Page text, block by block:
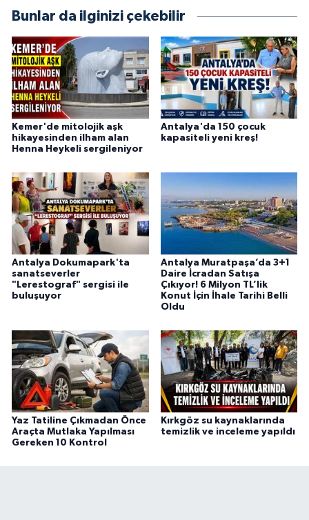
alanlarda ürettiğim içeriklerle kamuoyuna
fayda sağla
Bunlar da ilginizi çekebilir
Kemer'de mitolojik aşk
hikayesinden ilham alan
Henna Heykeli sergileniyor
Antalya'da 150 çocuk
kapasiteli yeni kreş!
Antalya Dokumapark'ta
sanatseverler
"Lerestograf" sergisi ile
buluşuyor
Antalya Muratpaşa’da 3+1
Daire İcradan Satışa
Çıkıyor! 6 Milyon TL’lik
Konut İçin İhale Tarihi Belli
Oldu
Yaz Tatiline Çıkmadan Önce
Araçta Mutlaka Yapılması
Gereken 10 Kontrol
Kırkgöz su kaynaklarında
temizlik ve inceleme yapıldı